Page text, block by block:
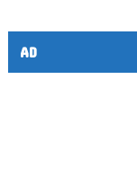
AD